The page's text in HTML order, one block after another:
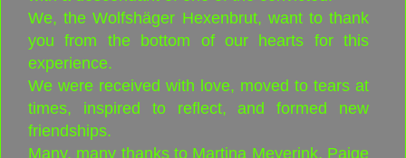
We, the Wolfshäger Hexenbrut, want to thank
you from the bottom of our hearts for this
experience.
We were received with love, moved to tears at
times, inspired to reflect, and formed new
friendships.
Many, many thanks to Martina Meyerink, Paige